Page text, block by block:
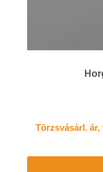
Törzsvásárl. ár,